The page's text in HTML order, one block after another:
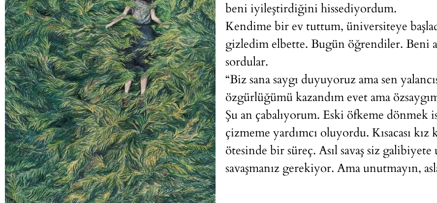
beni iyileştirdiğini hissediyordum.
Kendime bir ev tuttum, üniversiteye
gizledim elbette. Bugün öğrendiler. Beni
sordular.
“Biz sana saygı duyuyoruz ama sen
özgürlüğümü kazandım evet ama
Şu an çabalıyorum. Eski öfkeme dönmek
çizmeme yardımcı oluyordu. Kısacası
ötesinde bir süreç. Asıl savaş siz
savaşmanız gerekiyor. Ama unutmayın,